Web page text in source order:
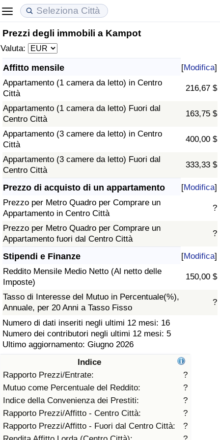
Prezzi degli immobili a Kampot
Valuta:
Affitto mensile [Modifica]
Appartamento (1 camera da letto) in Centro
Città
216,67 $
Appartamento (1 camera da letto) Fuori dal
Centro Città
163,75 $
Appartamento (3 camere da letto) in Centro
Città
400,00 $
Appartamento (3 camere da letto) Fuori dal
Centro Città
333,33 $
Prezzo di acquisto di un appartamento [Modifica]
Prezzo per Metro Quadro per Comprare un
Appartamento in Centro Città
?
Prezzo per Metro Quadro per Comprare un
Appartamento fuori dal Centro Città
?
Stipendi e Finanze [Modifica]
Reddito Mensile Medio Netto (Al netto delle
Imposte)
150,00 $
Tasso di Interesse del Mutuo in Percentuale(%),
Annuale, per 20 Anni a Tasso Fisso
?
Numero di dati inseriti negli ultimi 12 mesi: 16
Numero dei contributori negli ultimi 12 mesi: 5
Ultimo aggiornamento: Giugno 2026
Indice
Rapporto Prezzi/Entrate:
?
Mutuo come Percentuale del Reddito:
?
Indice della Convenienza dei Prestiti:
?
Rapporto Prezzi/Affitto - Centro Città:
?
Rapporto Prezzi/Affitto - Fuori dal Centro Città:
?
Costo della vita
Indice Del Costo Della Vita (corrente)
Indice Del Costo Della Vita
Indice del Costo della Vita per Nazione
ad Aqaba
Prezzi degli immobili
Indice del Prezzo delle Case (Corrente)
Indice del Prezzo delle Case
Indice del Prezzo delle Case per Nazione
Qualità della Vita
Indice della Qualità della Vita
Indice della Qualità della Vita (Corrente)
Indice della qualità della vita per Paese
Criminalità
Indice del Tasso di Criminalità (Corrente)
Indice della Criminalità
Indice di criminalità per paese
Assistenza Sanitaria
Indice dell’Assistenza Sanitaria (Corrente)
Indice dell’Assistenza Sanitaria
Indice dell’Assistenza Sanitaria per
Nazione
Inquinamento
Indice dell’Inquinamento (Corrente)
Indice di inquinamento
Indice dell’Inquinamento per Nazione